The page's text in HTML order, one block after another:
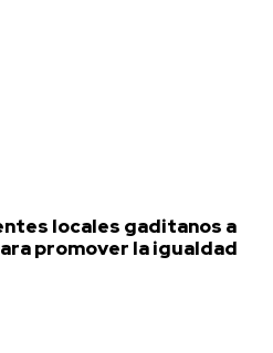
locales gaditanos a
promover la igualdad